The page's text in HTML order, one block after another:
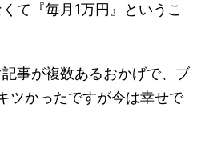
て『毎月1万円』というこ
事が複数あるおかげで、ブ
ツかったですが今は幸せで